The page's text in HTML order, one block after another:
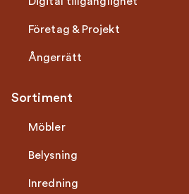
Företag & Projekt
Ångerrätt
Sortiment
Möbler
Belysning
Inredning